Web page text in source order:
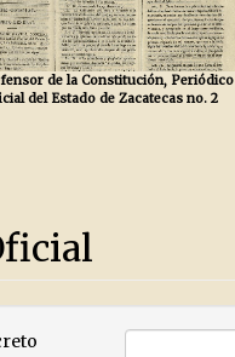
de la Constitución, Periódico
del Estado de Zacatecas no. 2